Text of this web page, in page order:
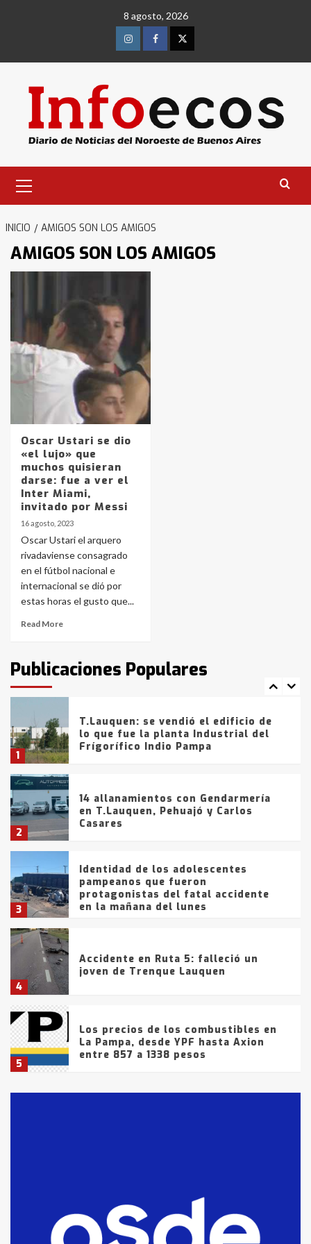
8 agosto, 2026
InstagramFacebookTwitter
primario
INICIO AMIGOS SON LOS AMIGOS
AMIGOS SON LOS AMIGOS
Oscar Ustari se dio
«el lujo» que
muchos quisieran
darse: fue a ver el
Inter Miami,
invitado por Messi
16 agosto, 2023
Oscar Ustari el arquero
rivadaviense consagrado
en el fútbol nacional e
internacional se dió por
estas horas el gusto que...
Read More
Publicaciones Populares
Identidad de los adolescentes
pampeanos que fueron
protagonistas del fatal accidente
en la mañana del lunes
4
Accidente en Ruta 5: falleció un
5
Los precios de los combustibles en
La Pampa, desde YPF hasta Axion
6
La Bolsa de Cereales de Bahía
Blanca anticipa que Agosto vendrá
con lluvias y heladas, en gran parte
de la provincia
fueron detenidos por
comercialización de drogas en la
tarde del sábado
1
T.Lauquen: se vendió el edificio de
lo que fue la planta Industrial del
Frígorífico Indio Pampa
2
14 allanamientos con Gendarmería
en T.Lauquen, Pehuajó y Carlos
Casares
3
Identidad de los adolescentes
pampeanos que fueron
protagonistas del fatal accidente
en la mañana del lunes
4
Accidente en Ruta 5: falleció un
joven de Trenque Lauquen
5
Los precios de los combustibles en
La Pampa, desde YPF hasta Axion
entre 857 a 1338 pesos
fueron detenidos por
comercialización de drogas en la
tarde del sábado